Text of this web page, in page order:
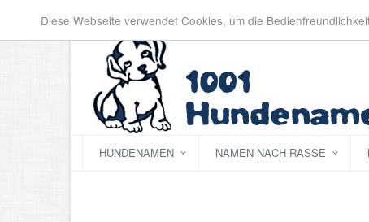
Diese Webseite verwendet Cookies, um die
HUNDENAMEN NAMEN NACH RASSE